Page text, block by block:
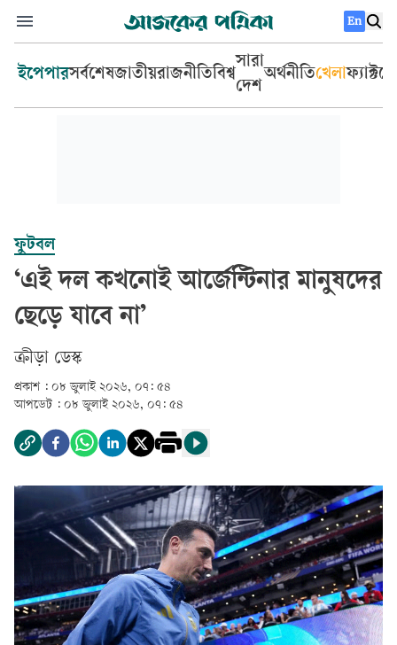
En
ইপেপারসর্বশেষজাতীয়রাজনীতিবিশ্ব
সারা
দেশ
অর্থনীতিখেলা
ফুটবল
‘এই দল কখনোই আর্জেন্টিনার মানুষদের
ছেড়ে যাবে না’
ক্রীড়া ডেস্ক
প্রকাশ : ০৮ জুলাই ২০২৬, ০৭: ৫৪
আপডেট : ০৮ জুলাই ২০২৬, ০৭: ৫৪